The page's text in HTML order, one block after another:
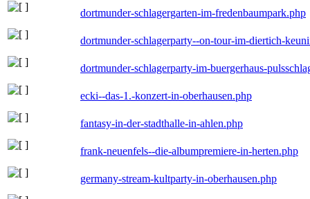
dortmunder-schlagergarten-im-fredenbaumpark.php
dortmunder-schlagerparty--on-tour-im-diertich-
dortmunder-schlagerparty-im-buergerhaus-
ecki--das-1.-konzert-in-oberhausen.php
fantasy-in-der-stadthalle-in-ahlen.php
frank-neuenfels--die-albumpremiere-in-herten.php
germany-stream-kultparty-in-oberhausen.php